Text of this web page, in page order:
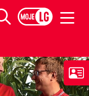
siewnego
Szukaj